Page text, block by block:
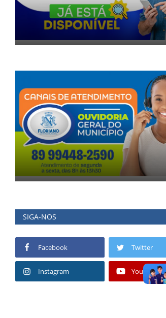
SIGA-NOS
Facebook Twitter
Instagram Youtube